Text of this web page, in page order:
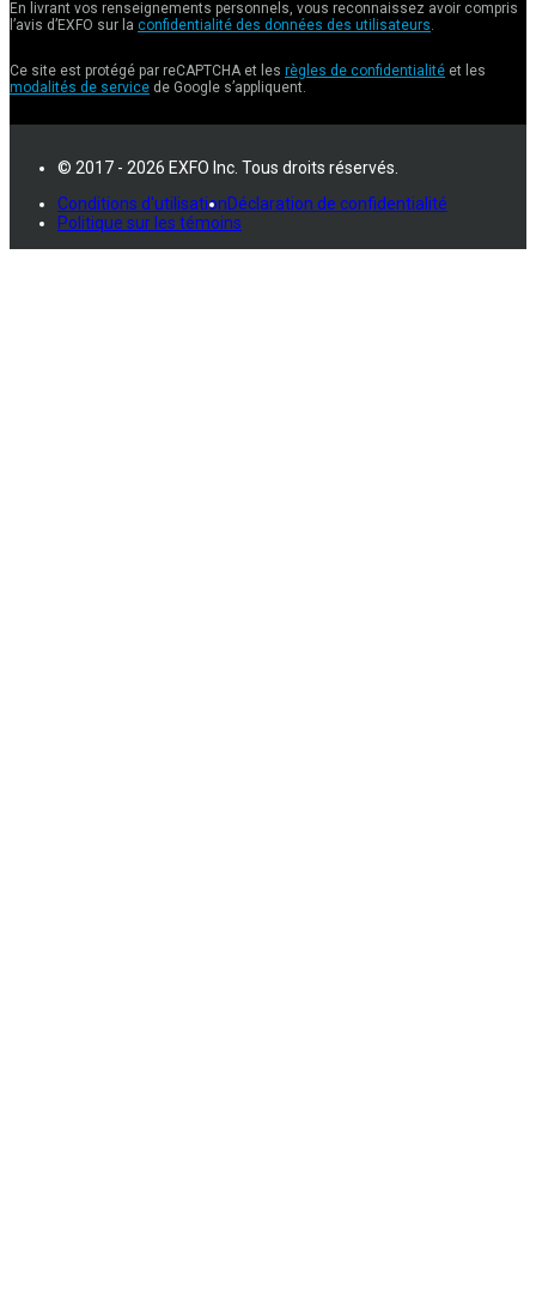
En livrant vos renseignements personnels, vous reconnaissez avoir compris
l’avis d’EXFO sur la confidentialité des données des utilisateurs.
Ce site est protégé par reCAPTCHA et les règles de confidentialité et les
modalités de service de Google s’appliquent.
© 2017 - 2026 EXFO Inc. Tous droits réservés.
Conditions d'utilisationDéclaration de confidentialité
Politique sur les témoins